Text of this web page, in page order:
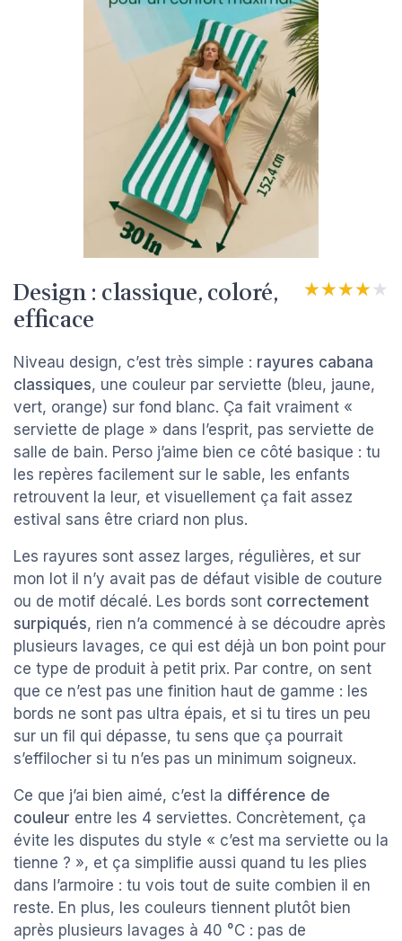
Design : classique, coloré,
efficace
★★★★★
★★★★★
Niveau design, c’est très simple : rayures cabana
classiques, une couleur par serviette (bleu, jaune,
vert, orange) sur fond blanc. Ça fait vraiment «
serviette de plage » dans l’esprit, pas serviette de
salle de bain. Perso j’aime bien ce côté basique : tu
les repères facilement sur le sable, les enfants
retrouvent la leur, et visuellement ça fait assez
estival sans être criard non plus.
Les rayures sont assez larges, régulières, et sur
mon lot il n’y avait pas de défaut visible de couture
ou de motif décalé. Les bords sont correctement
surpiqués, rien n’a commencé à se découdre après
plusieurs lavages, ce qui est déjà un bon point pour
ce type de produit à petit prix. Par contre, on sent
que ce n’est pas une finition haut de gamme : les
bords ne sont pas ultra épais, et si tu tires un peu
sur un fil qui dépasse, tu sens que ça pourrait
s’effilocher si tu n’es pas un minimum soigneux.
Ce que j’ai bien aimé, c’est la différence de
couleur entre les 4 serviettes. Concrètement, ça
évite les disputes du style « c’est ma serviette ou la
tienne ? », et ça simplifie aussi quand tu les plies
dans l’armoire : tu vois tout de suite combien il en
reste. En plus, les couleurs tiennent plutôt bien
après plusieurs lavages à 40 °C : pas de